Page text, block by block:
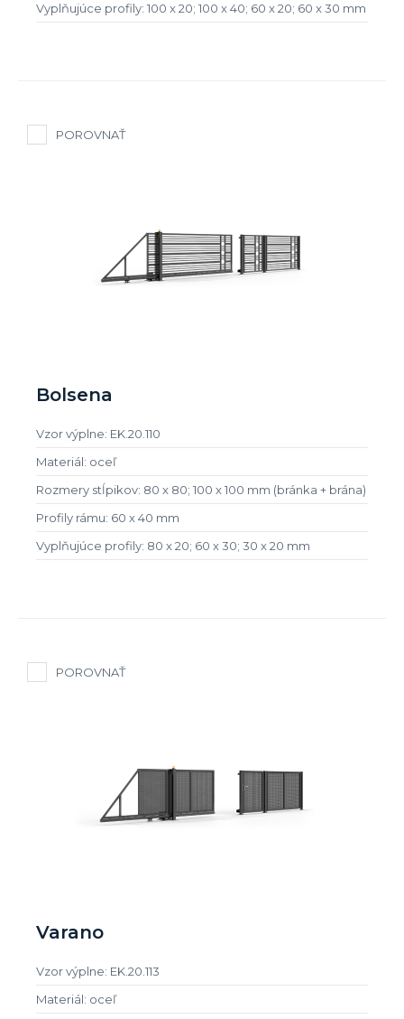
Vyplňujúce profily: 100 x 20; 100 x 40; 60 x 20; 60 x 30 mm
POROVNAŤ
Bolsena
Vzor výplne: EK.20.110
Materiál: oceľ
Rozmery stĺpikov: 80 x 80; 100 x 100 mm (bránka + brána)
Profily rámu: 60 x 40 mm
Vyplňujúce profily: 80 x 20; 60 x 30; 30 x 20 mm
POROVNAŤ
Varano
Vzor výplne: EK.20.113
Materiál: oceľ